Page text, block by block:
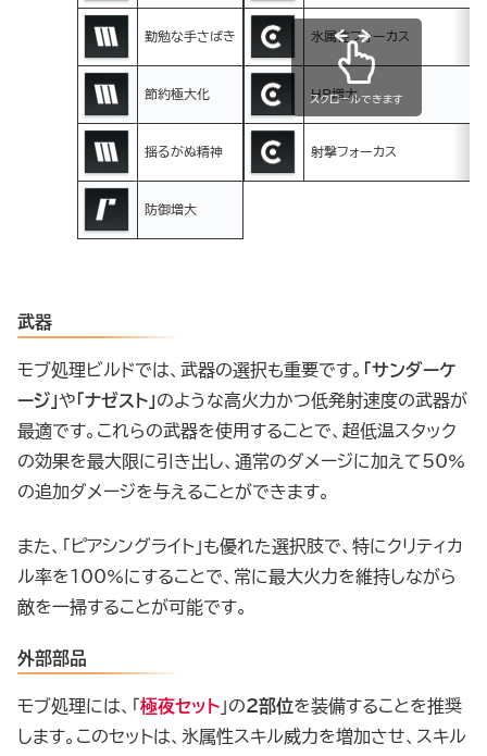
勤勉な手さばき
節約極大化
揺るがぬ精神
防御増大
氷属性フォーカス
HP増大
射撃フォーカス
スクロールできます
武器
モブ処理ビルドでは、武器の選択も重要です。
「サンダーケ
ージ」や 「ナゼスト」のような高火力かつ低発射速度の武器が
最適です。これらの武器を使用することで、超低温スタック
の効果を最大限に引き出し、通常のダメージに加えて50%
の追加ダメージを与えることができます。
また、「ピアシングライト」も優れた選択肢で、特にクリティカ
ル率を100%にすることで、常に最大火力を維持しながら
敵を一掃することが可能です。
外部部品
モブ処理には、「 極夜セット 」の2部位を装備することを推奨
します。このセットは、氷属性スキル威力を増加させ、スキル